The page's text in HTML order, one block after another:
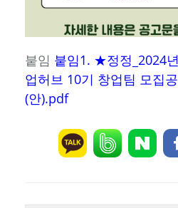
붙임 붙임1. ★정정_2024
업허브 10기 창업팀 모집
(안).pdf